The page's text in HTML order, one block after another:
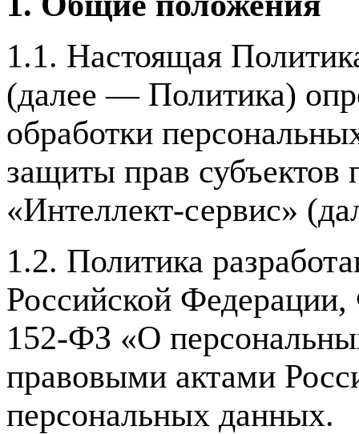
1.1. Настоящая
(далее — Политика)
обработки
защиты прав
«Интеллект-сервис»
1.2. Политика
Российской
152-ФЗ «О
правовыми актами
персональных данных.